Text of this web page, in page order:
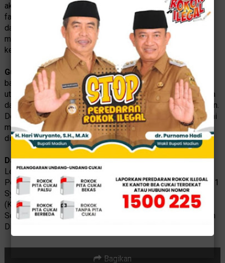
akbar, seminar, talkshow, workshop, business matching,
fashion show, kompetisi syariah, hingga showcase UMKM
dan Pesantren. Beliau juga berharap event ini mampu
mengangkat derajat khususnya di bidang ekonomi dan
keuangan syariah.
GubernurJatim, Khofifah Indar Parawansa menyampaikan
bahwa pentingnya sertifikasi halal pada makanan minuman
utamanya produk ukm dan umkm. Tentunya ini sebagai upaya
dan komitmen bersama untuk menjamin pelayanan konsumen.
Dengan adanya Fesyar ini bisa menguatkan gerakan ekonomi
masyarakat untuk lebih peduli terhadap mamin yang halal,
dimana ini menjadi salah satu syarat PIRT.
Dalamkesempatan tsb dilaksanakan Penandatanganan
Letter of Intent (LoI) Business Matching Perdagangan dan
Pembiayaan antara Perbankan dan Buyer, Penganugerahan 31
Syariah Award Provinsi Jawa Timur, Launching 3 Zona KHAS
(Kuliner Halal Aman dan Sehat) Jawa Timur dan Penyerahan
Sertifikasi Halal. Demikian sebagaimana diinformasikan oleh
Dinas Kominfo Kabupaten Magetan.
Bagikan